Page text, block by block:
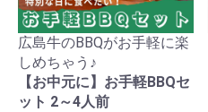
広島牛のBBQがお手軽に楽
しめちゃう♪
【お中元に】お手軽BBQセ
ット 2～4人前